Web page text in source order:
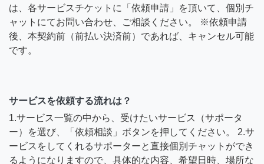
は、各サービスチケットに「依頼申請」を頂いて、個別チ
ャットにてお問い合わせ、ご相談ください。 ※依頼申請
後、本契約前（前払い決済前）であれば、キャンセル可能
です。
サービスを依頼する流れは？
1.サービス一覧の中から、受けたいサービス（サポータ
ー）を選び、「依頼相談」ボタンを押してください。 2.サ
ービスをしてくれるサポーターと直接個別チャットができ
るようになりますので、具体的な内容、希望日時、場所な